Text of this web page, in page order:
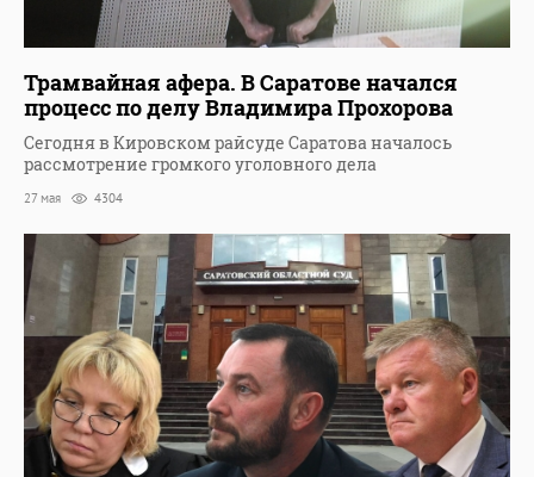
Трамвайная афера. В Саратове начался
процесс по делу Владимира Прохорова
Сегодня в Кировском райсуде Саратова началось
рассмотрение громкого уголовного дела
27 мая 4304